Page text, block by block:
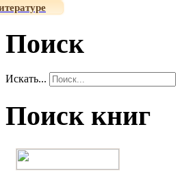
Поиск
Искать...
Поиск книг